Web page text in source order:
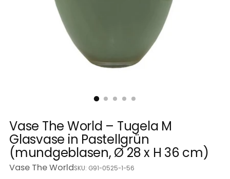
Vase The World – Tugela M
Glasvase in Pastellgrün
(mundgeblasen, Ø 28 x H 36 cm)
Vase The WorldSKU: G91-0525-1-56